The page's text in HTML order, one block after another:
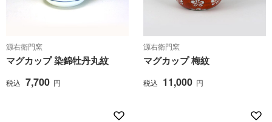
源右衛門窯
マグカップ 染錦牡丹丸紋
税込 7,700 円
源右衛門窯
マグカップ 梅紋
税込 11,000 円